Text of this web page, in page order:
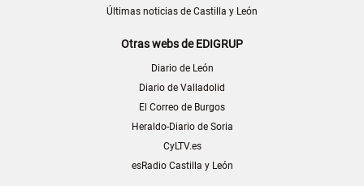
Últimas noticias de Castilla y León
Otras webs de EDIGRUP
Diario de León
Diario de Valladolid
El Correo de Burgos
Heraldo-Diario de Soria
CyLTV.es
esRadio Castilla y León